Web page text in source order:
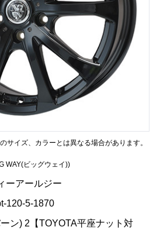
サイズ、カラーとは異なる場合があります。
WAY(ビッグウェイ))
ーアールジー
120-5-1870
ン) 2【TOYOTA平座ナット対